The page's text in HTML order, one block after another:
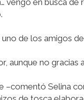
de los amigos
aunque no gracias
–comentó Selina